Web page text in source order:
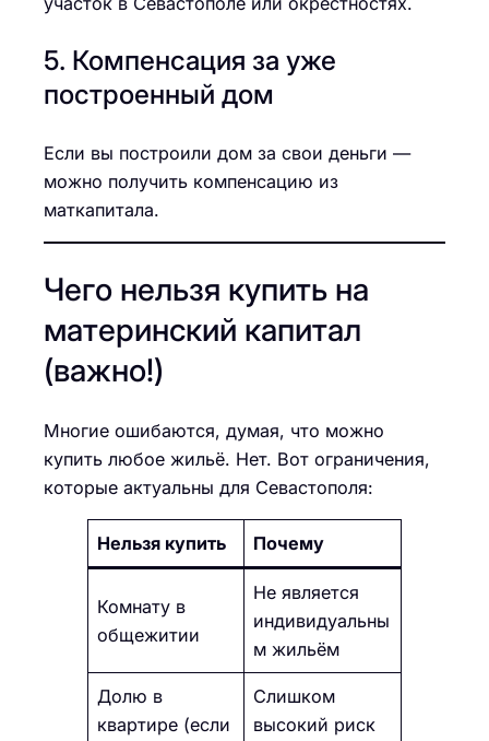
5. Компенсация за уже
построенный дом
Если вы построили дом за свои деньги —
можно получить компенсацию из
маткапитала.
Чего нельзя купить на
материнский капитал
(важно!)
Многие ошибаются, думая, что можно
купить любое жильё. Нет. Вот ограничения,
которые актуальны для Севастополя:
Нельзя купить Почему
Комнату в
общежитии
Не является
индивидуальны
м жильём
Долю в
квартире (если
Слишком
высокий риск